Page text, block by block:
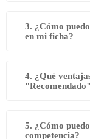
3. ¿Cómo
en mi ficha?
4. ¿Qué
5. ¿Cómo
competencia?